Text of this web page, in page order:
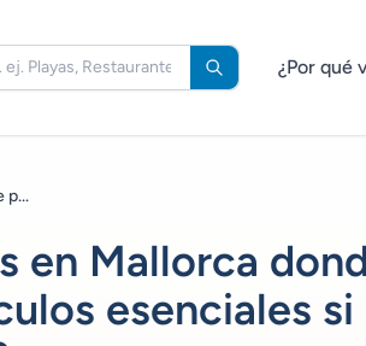
¿Por qué
p...
en Mallorca
esenciales si